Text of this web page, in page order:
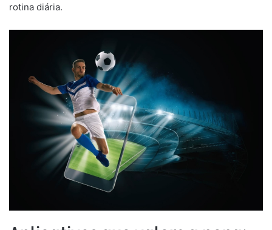
rotina diária.